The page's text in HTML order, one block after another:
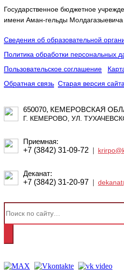
Государственное бюджетное
имени Аман-гельды Молдагазыевича
Сведения об образовательной
Политика обработки персональных
Пользовательское соглашение
Обратная связь Старая версия сайта
650070, КЕМЕРОВСКАЯ
Г. КЕМЕРОВО, УЛ.
Приемная:
+7 (3842) 31-09-72 |
Деканат:
+7 (3842) 31-20-97 |